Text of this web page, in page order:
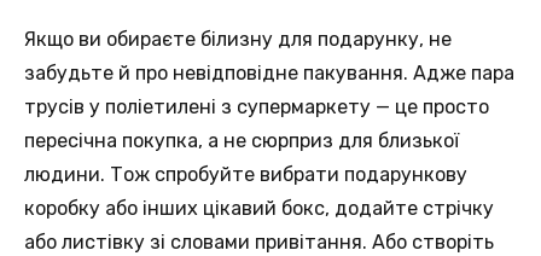
Якщо ви обираєте білизну для подарунку, не
забудьте й про невідповідне пакування. Адже пара
трусів у поліетилені з супермаркету — це просто
пересічна покупка, а не сюрприз для близької
людини. Тож спробуйте вибрати подарункову
коробку або інших цікавий бокс, додайте стрічку
або листівку зі словами привітання. Або створіть